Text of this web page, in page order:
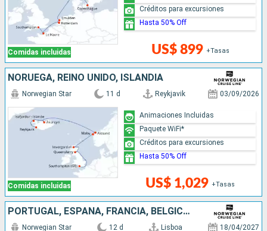
Comidas incluidas US$ 899 +Tasas
Créditos para excursiones
Hasta 50% Off
NORUEGA, REINO UNIDO, ISLANDIA
Comidas incluidas
Norwegian Star 11 d Reykjavik 03/09/2026
US$ 1,029 +Tasas
Animaciones Incluidas
Paquete WiFi*
Créditos para excursiones
Hasta 50% Off
PORTUGAL, ESPAÑA, FRANCIA, BÉLGICA, PAISES BAJOS, REINO UNIDO
Norwegian Star 12 d Lisboa 18/04/2027